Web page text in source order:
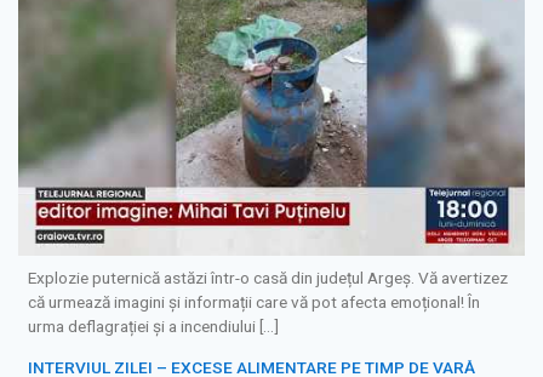
Explozie puternică astăzi într-o casă din județul Argeș. Vă avertizez
că urmează imagini și informații care vă pot afecta emoțional! În
urma deflagrației și a incendiului […]
INTERVIUL ZILEI – EXCESE ALIMENTARE PE TIMP DE VARĂ